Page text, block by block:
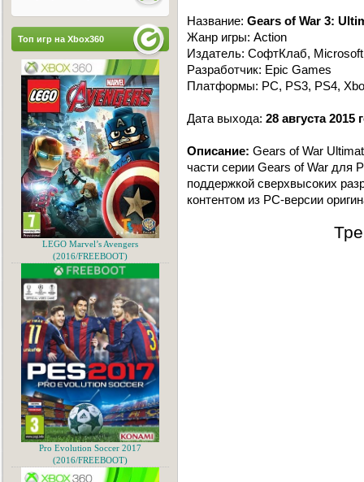
Название: Gears of War 3:
Жанр игры: Action
Издатель: СофтКлаб,
Разработчик: Epic Games
Платформы: PC, PS3, PS4,
Дата выхода: 28 августа 2015
Описание: Gears of War
части серии Gears of War для
поддержкой сверхвысоких
контентом из РС-версии
Топ игр на Xbox360
LEGO Marvel’s Avengers
(2016/FREEBOOT)
Pro Evolution Soccer 2017
(2016/FREEBOOT)